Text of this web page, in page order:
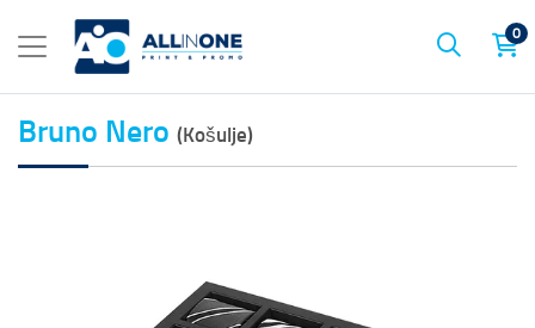
0
Bruno Nero (Košulje)